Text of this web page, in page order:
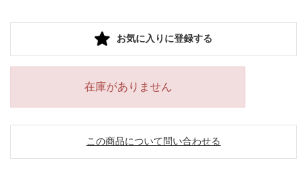
お気に入りに登録する
在庫がありません
この商品について問い合わせる